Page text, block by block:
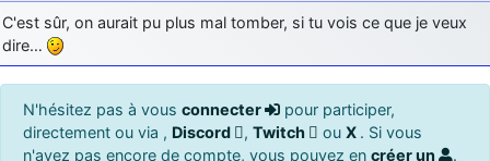
C'est sûr, on aurait pu plus mal tomber, si tu vois ce que je veux
dire…
N'hésitez pas à vous connecter
pour participer,
directement ou via , Discord , Twitch ou X . Si vous
n'avez pas encore de compte, vous pouvez en créer un .